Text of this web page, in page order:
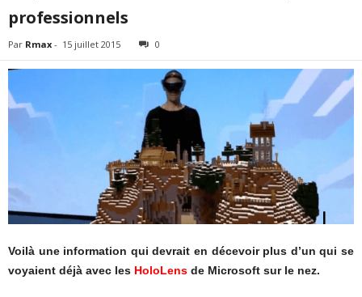
professionnels
Par Rmax - 15 juillet 2015 0
Voilà une information qui devrait en décevoir plus d’un qui se
voyaient déjà avec les HoloLens de Microsoft sur le nez.